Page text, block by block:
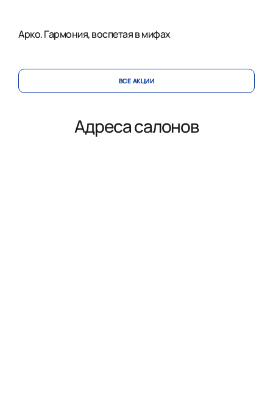
Арко. Гармония, воспетая в мифах
ВСЕ АКЦИИ
Адреса салонов